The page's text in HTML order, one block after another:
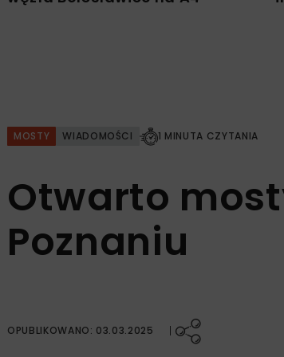
MOSTY WIADOMOŚCI 1 MINUTA CZYTANIA
Otwarto
Poznaniu
OPUBLIKOWANO: 03.03.2025